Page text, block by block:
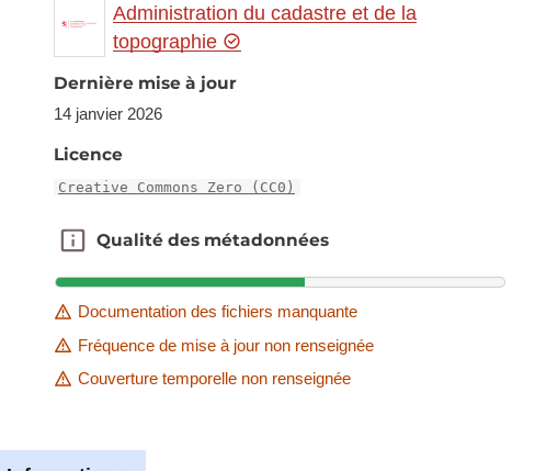
Administration du cadastre et de la
topographie
Dernière mise à jour
14 janvier 2026
Licence
Creative Commons Zero (CC0)
Qualité des métadonnées
Qualité des métadonnées
Documentation des fichiers manquante
Fréquence de mise à jour non renseignée
Couverture temporelle non renseignée